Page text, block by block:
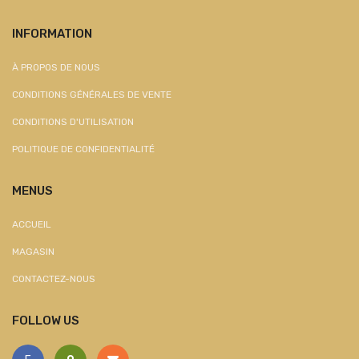
INFORMATION
À PROPOS DE NOUS
CONDITIONS GÉNÉRALES DE VENTE
CONDITIONS D'UTILISATION
POLITIQUE DE CONFIDENTIALITÉ
MENUS
ACCUEIL
MAGASIN
CONTACTEZ-NOUS
FOLLOW US